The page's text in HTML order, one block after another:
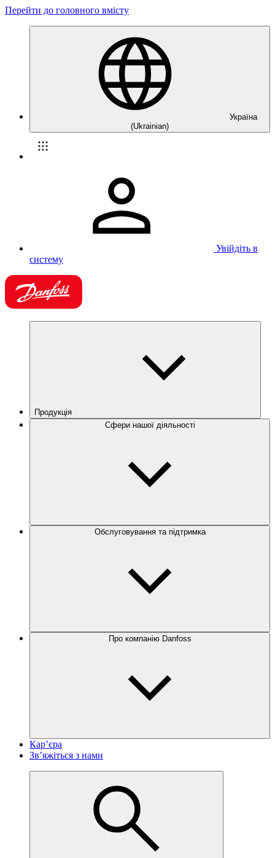
Перейти до головного вмісту
Україна
(Ukrainian)
Увійдіть в
систему
Продукція
Сфери нашої діяльності
Обслуговування та підтримка
Про компанію Danfoss
Кар’єра
Зв’яжіться з нами